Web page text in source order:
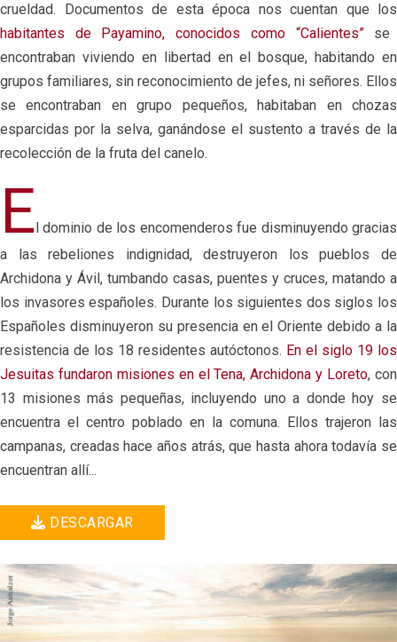
crueldad. Documentos de esta época nos cuentan que los
habitantes de Payamino, conocidos como “Calientes”se
encontraban viviendo en libertad en el bosque, habitando en
grupos familiares, sin reconocimiento de jefes, ni señores. Ellos
se encontraban en grupo pequeños, habitaban en chozas
esparcidas por la selva, ganándose el sustento a través de la
recolección de la fruta del canelo.
El dominio de los encomenderos fue disminuyendo gracias
a las rebeliones indignidad, destruyeron los pueblos de
Archidona y Ávil, tumbando casas, puentes y cruces, matando a
los invasores españoles. Durante los siguientes dos siglos los
Españoles disminuyeron su presencia en el Oriente debido a la
resistencia de los 18 residentes autóctonos. En el siglo 19 los
Jesuitas fundaron misiones en el Tena, Archidona y Loreto, con
13 misiones más pequeñas, incluyendo uno a donde hoy se
encuentra el centro poblado en la comuna. Ellos trajeron las
campanas, creadas hace años atrás, que hasta ahora todavía se
encuentran allí...
DESCARGAR